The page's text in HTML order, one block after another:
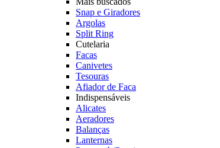
Snap e Giradores
Argolas
Split Ring
Cutelaria
Facas
Canivetes
Tesouras
Afiador de Faca
Indispensáveis
Alicates
Aeradores
Balanças
Lanternas